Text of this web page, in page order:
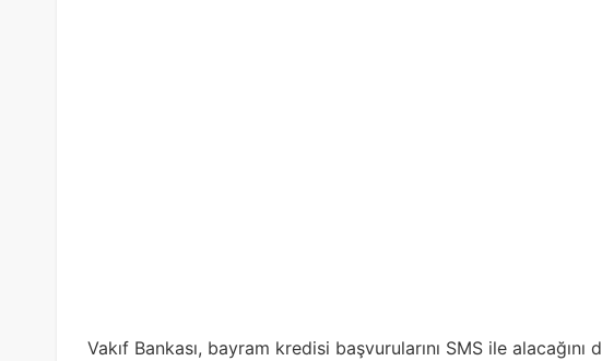
Vakıf Bankası, bayram kredisi başvurularını SMS ile alacağını